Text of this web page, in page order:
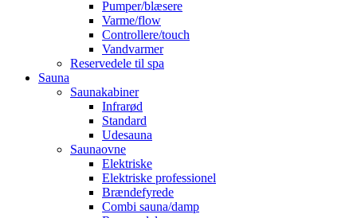
Pumper/blæsere
Varme/flow
Controllere/touch
Vandvarmer
Reservedele til spa
Sauna
Saunakabiner
Infrarød
Standard
Udesauna
Saunaovne
Elektriske
Elektriske professionel
Brændefyrede
Combi sauna/damp